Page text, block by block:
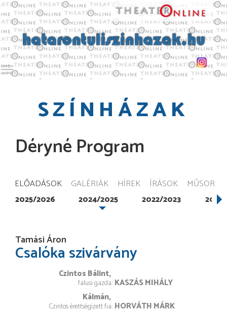
Toggle main menu visibility
SZÍNHÁZAK
Déryné Program
ELŐADÁSOK GALÉRIÁK HÍREK ÍRÁSOK MŰSOR
2025/2026 2024/2025 2022/2023
Tamási Áron
Csalóka szivárvány
Czintos Bálint
falusi gazda KASZÁS MIHÁLY
Kálmán
Czintos érettségizett fia HORVÁTH MÁRK